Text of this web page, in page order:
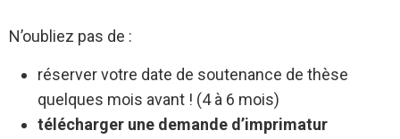
N’oubliez pas de :
réserver votre date de soutenance de thèse
quelques mois avant ! (4 à 6 mois)
télécharger une demande d’imprimatur